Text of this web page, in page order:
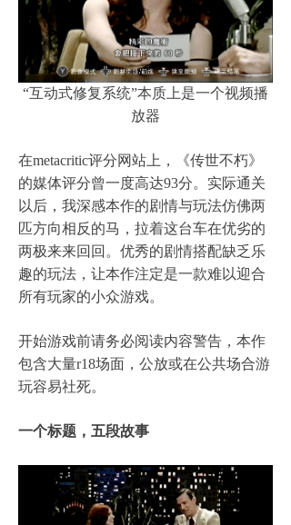
“互动式修复系统”本质上是一个视频播
放器
在metacritic评分网站上，《传世不朽》
的媒体评分曾一度高达93分。实际通关
以后，我深感本作的剧情与玩法仿佛两
匹方向相反的马，拉着这台车在优劣的
两极来来回回。优秀的剧情搭配缺乏乐
趣的玩法，让本作注定是一款难以迎合
所有玩家的小众游戏。
开始游戏前请务必阅读内容警告，本作
包含大量r18场面，公放或在公共场合游
玩容易社死。
一个标题，五段故事